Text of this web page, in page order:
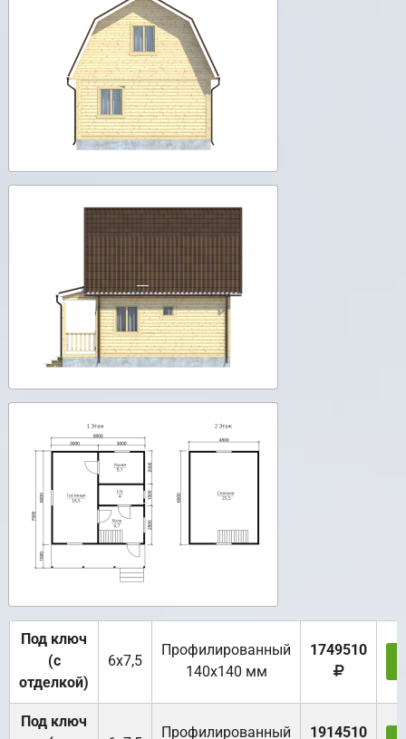
Под ключ
(с
отделкой)
6х7,5
Профилированный
140х140 мм
1749510
Под ключ
Профилированный
1914510